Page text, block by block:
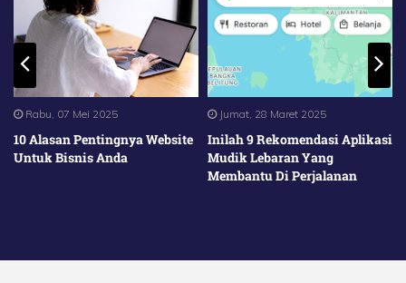
Rabu, 07 Mei 2025
10 Alasan Pentingnya Website
Untuk Bisnis Anda
Jumat, 28 Maret 2025
Inilah 9 Rekomendasi Aplikasi
Mudik Lebaran Yang
Membantu Di Perjalanan